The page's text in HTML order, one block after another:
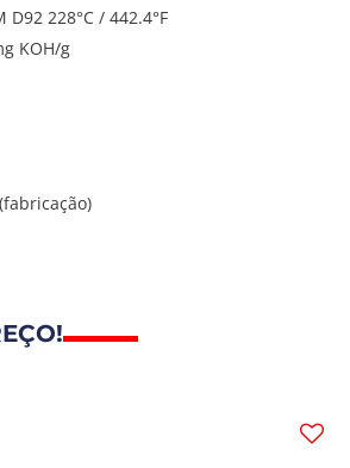
D92 228°C / 442.4°F
KOH/g